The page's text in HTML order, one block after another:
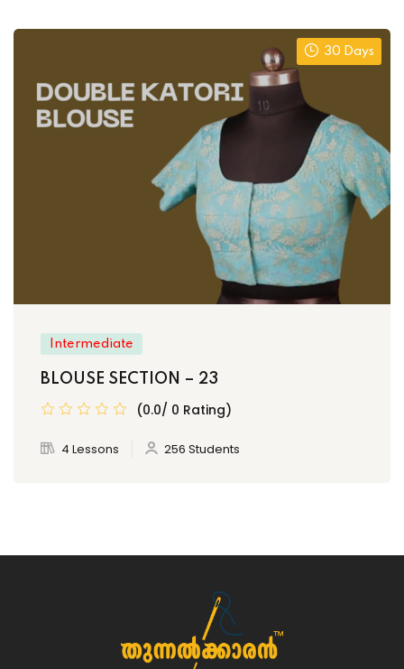
30 Days
Intermediate
BLOUSE SECTION – 23
(0.0/ 0 Rating)
4 Lessons 256 Students